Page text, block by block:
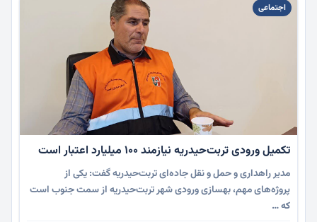
اجتماعی
تکمیل ورودی تربت‌حیدریه نیازمند ۱۰۰ میلیارد اعتبار است
مدیر راهداری و حمل و نقل جاده‌ای تربت‌حیدریه گفت: یکی از
پروژه‌های مهم، بهسازی ورودی شهر تربت‌حیدریه از سمت جنوب است
که …